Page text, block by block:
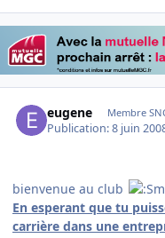
eugene Membre
Publication:8 juin
bienvenue au club
En esperant que tu
carrière dans une